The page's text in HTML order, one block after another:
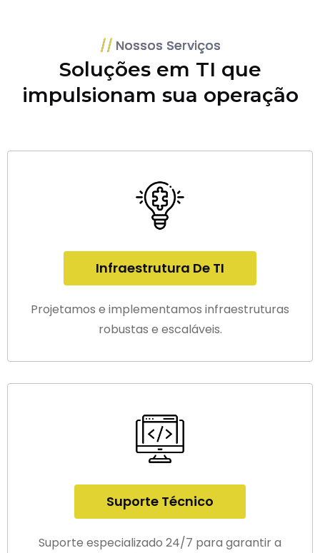
Nossos Serviços
Soluções em TI que
impulsionam sua operação
Infraestrutura De TI
Projetamos e implementamos infraestruturas
robustas e escaláveis.
Suporte Técnico
Suporte especializado 24/7 para garantir a